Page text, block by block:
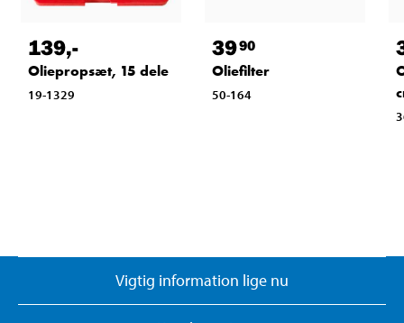
139,-
Oliepropsæt, 15 dele
19-1329
3990
Oliefilter
50-164
Vigtig information lige nu